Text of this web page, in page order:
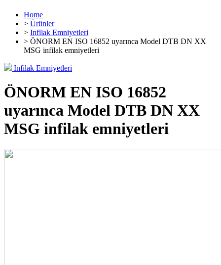
Home
> Ürünler
> Infilak Emniyetleri
> ÖNORM EN ISO 16852 uyarınca Model DTB DN XX
MSG infilak emniyetleri
Infilak Emniyetleri
ÖNORM EN ISO 16852
uyarınca Model DTB DN XX
MSG infilak emniyetleri